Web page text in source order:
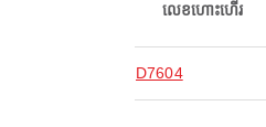
លេខហោះហើរ
D7604